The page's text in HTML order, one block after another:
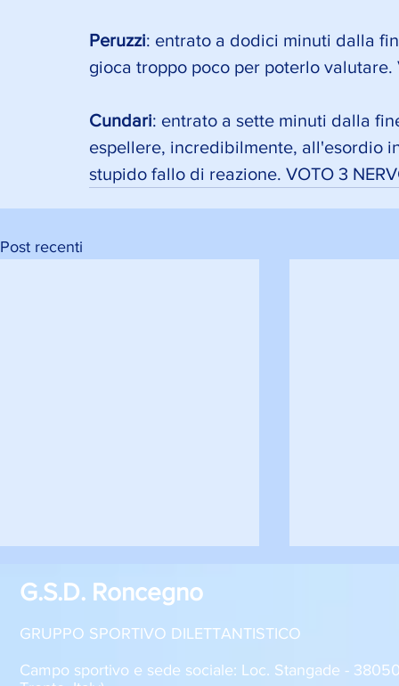
Peruzzi: entrato a dodici minuti dalla
gioca troppo poco per poterlo valutare.
Cundari: entrato a sette minuti dalla
espellere, incredibilmente, all'esordio
stupido fallo di reazione. VOTO 3
Post recenti
G.S.D. Roncegno
GRUPPO SPORTIVO DILETTANTISTICO
Campo sportivo e sede sociale: Loc. Stangade -